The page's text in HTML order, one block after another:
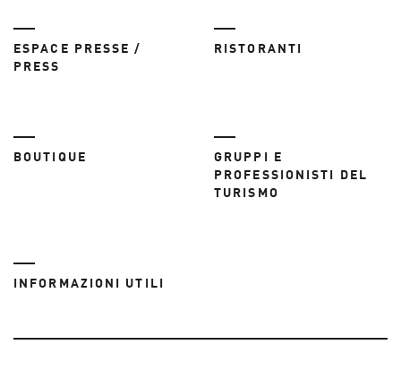
ESPACE PRESSE /
PRESS
RISTORANTI
BOUTIQUE
GRUPPI E
PROFESSIONISTI DEL
TURISMO
INFORMAZIONI UTILI